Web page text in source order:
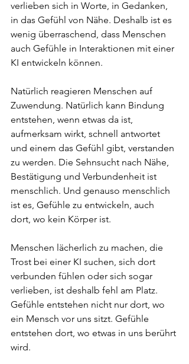
verlieben sich in Worte, in Gedanken,
in das Gefühl von Nähe. Deshalb ist es
wenig überraschend, dass Menschen
auch Gefühle in Interaktionen mit einer
KI entwickeln können.
Natürlich reagieren Menschen auf
Zuwendung. Natürlich kann Bindung
entstehen, wenn etwas da ist,
aufmerksam wirkt, schnell antwortet
und einem das Gefühl gibt, verstanden
zu werden. Die Sehnsucht nach Nähe,
Bestätigung und Verbundenheit ist
menschlich. Und genauso menschlich
ist es, Gefühle zu entwickeln, auch
dort, wo kein Körper ist.
Menschen lächerlich zu machen, die
Trost bei einer KI suchen, sich dort
verbunden fühlen oder sich sogar
verlieben, ist deshalb fehl am Platz.
Gefühle entstehen nicht nur dort, wo
ein Mensch vor uns sitzt. Gefühle
entstehen dort, wo etwas in uns berührt
wird.